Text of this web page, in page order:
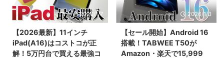
フラッグシップ性能を誇りなが
ら、早期割引で299ドルという驚
ど豪華5大特典が貰える先行販売
セール情報を見逃すな！
て、実質5万円台前半で手に入れ
る具体的な手順や、初心者がハマ
りやすい購入制限の注意点まで網
羅。2026年最新の最安値攻略ガ
イドです。
2026/1/7
【2026最新】11インチ
iPad(A16)はコストコが正
解！5万円台で買える最強コ
2026/1/3
【セール開始】Android 16
搭載！TABWEE T50が
Amazon・楽天で15,999